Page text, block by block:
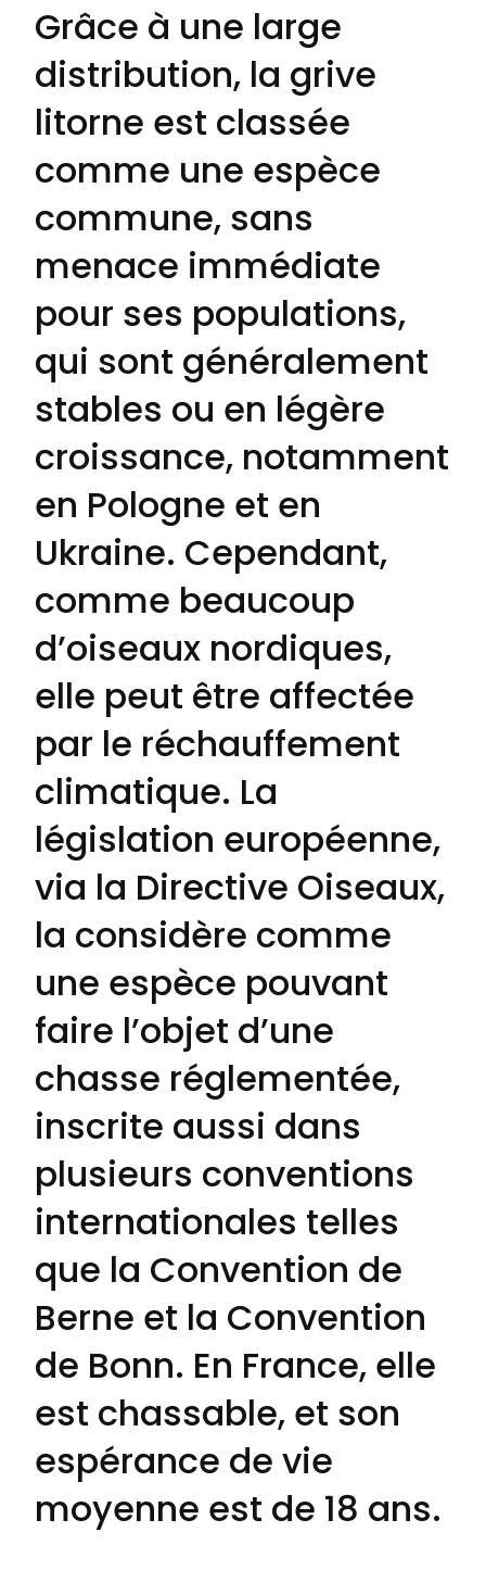
Grâce à une large
distribution, la grive
litorne est classée
comme une espèce
commune, sans
menace immédiate
pour ses populations,
qui sont généralement
stables ou en légère
croissance, notamment
en Pologne et en
Ukraine. Cependant,
comme beaucoup
d’oiseaux nordiques,
elle peut être affectée
par le réchauffement
climatique. La
législation européenne,
via la Directive Oiseaux,
la considère comme
une espèce pouvant
faire l’objet d’une
chasse réglementée,
inscrite aussi dans
plusieurs conventions
internationales telles
que la Convention de
Berne et la Convention
de Bonn. En France, elle
est chassable, et son
espérance de vie
moyenne est de 18 ans.